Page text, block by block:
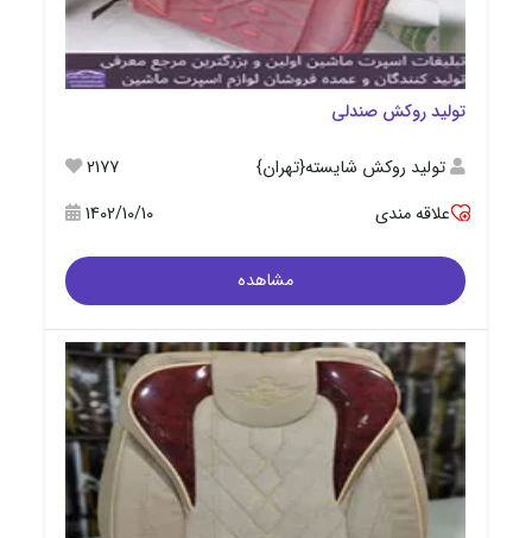
تولید روکش صندلی
تولید روکش شایسته{تهران}
2177
علاقه مندی
1402/10/10
مشاهده